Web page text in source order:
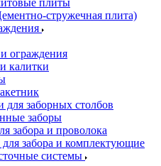
плиты
стружечная плита)
ограждения
калитки
для заборных столбов
заборы
забора и проволока
забора и комплектующие
системы